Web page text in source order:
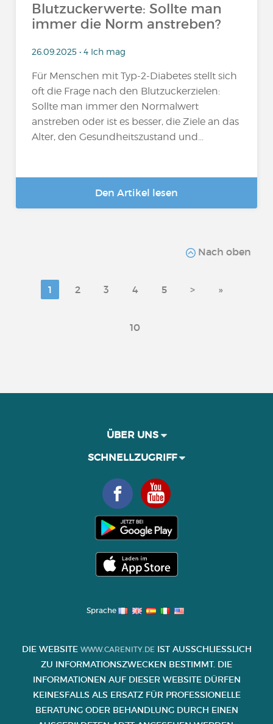
Blutzuckerwerte: Sollte man
immer die Norm anstreben?
26.09.2025 • 4 Ich mag
Für Menschen mit Typ-2-Diabetes stellt sich
oft die Frage nach den Blutzuckerzielen:
Sollte man immer den Normalwert
anstreben oder ist es besser, die Ziele an das
Alter, den Gesundheitszustand und...
Den Artikel lesen
Nach oben
1 2 3 4 5 > »
10
ÜBER UNS
SCHNELLZUGRIFF
Sprache
DIE WEBSITE WWW.CARENITY.DEIST AUSSCHLIESSLICH Z
U INFORMATIONSZWECKEN BESTIMMT. DIE I
NFORMATIONEN AUF DIESER WEBSITE DÜRFEN K
EINESFALLS ALS ERSATZ FÜR PROFESSIONELLE B
ERATUNG ODER BEHANDLUNG DURCH EINEN A